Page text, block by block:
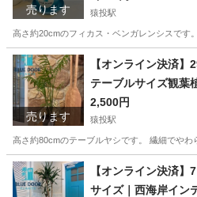
売ります 猿投駅
高さ約20cmのフィカス・ベンガレンシスです
愛知 豊田市 猿投駅 家庭用品
売ります
【オンライン決済】
テーブルサイズ観葉
OOR PLANTS
2,500円
猿投駅
高さ約80cmのテーブルヤシです。 繊細でや
愛知 豊田市 猿投駅 家庭用品
【オンライン決済
サイズ｜西海岸イン